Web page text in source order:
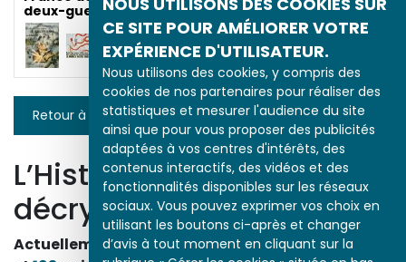
CE SITE POUR AMÉLIORER VOTRE
EXPÉRIENCE D'UTILISATEUR.
Nous utilisons des cookies, y compris des
cookies de nos partenaires pour réaliser des
statistiques et mesurer l'audience du site
ainsi que pour vous proposer des publicités
adaptées à vos centres d'intérêts, des
contenus interactifs, des vidéos et des
fonctionnalités disponibles sur les réseaux
sociaux. Vous pouvez exprimer vos choix en
utilisant les boutons ci-après et changer
d’avis à tout moment en cliquant sur la
deux-guerres
Retour à la liste
L’Histoire par l’image
décrypte l’histoire
Actuellement en ligne3153œuvres,1748études